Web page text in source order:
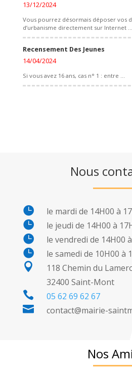
13/12/2024
Vous pourrez désormais déposer vos
d’urbanisme directement sur Internet ...
Recensement Des Jeunes
14/04/2024
Si vous avez 16 ans, cas n° 1 : entre ...
Nous

le mardi de 14H00 à

le jeudi de 14H00 à

le vendredi de 14H00

le samedi de 10H00 à

118 Chemin du
32400 Saint-Mont

05 62 69 62 67

contact@mairie-
Nos